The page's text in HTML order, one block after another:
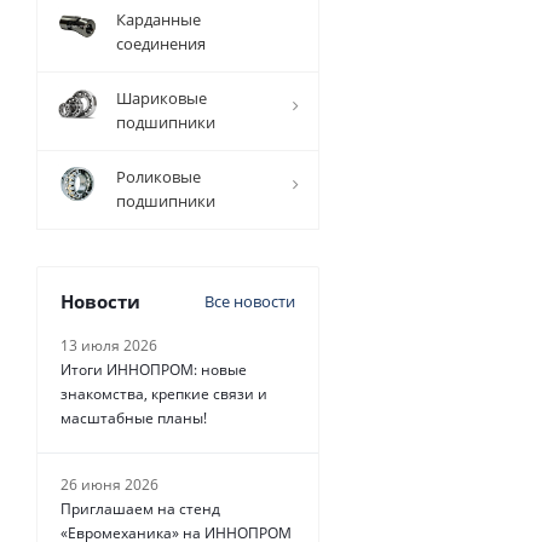
Карданные
соединения
Шариковые
подшипники
Роликовые
подшипники
Новости Все новости
13 июля 2026
Итоги ИННОПРОМ: новые
знакомства, крепкие связи и
масштабные планы!
26 июня 2026
Приглашаем на стенд
«Евромеханика» на ИННОПРОМ